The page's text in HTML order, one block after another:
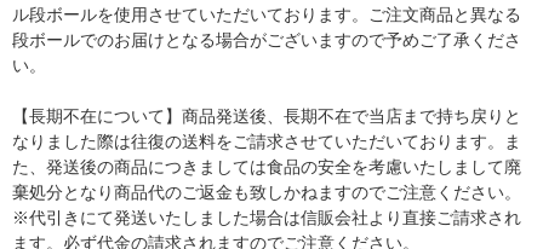
ル段ボールを使用させていただいております。ご注文商品と異なる
段ボールでのお届けとなる場合がございますので予めご了承くださ
い。
【長期不在について】商品発送後、長期不在で当店まで持ち戻りと
なりました際は往復の送料をご請求させていただいております。ま
た、発送後の商品につきましては食品の安全を考慮いたしまして廃
棄処分となり商品代のご返金も致しかねますのでご注意ください。
※代引きにて発送いたしました場合は信販会社より直接ご請求され
ます。必ず代金の請求されますのでご注意ください。